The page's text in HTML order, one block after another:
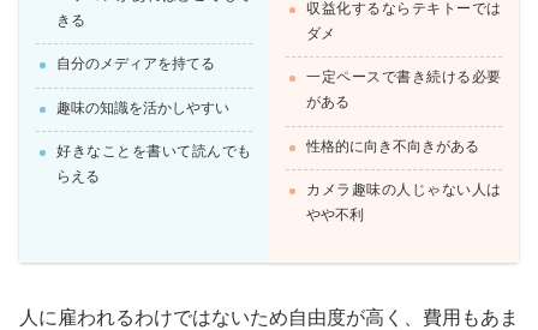
きる
自分のメディアを持てる
趣味の知識を活かしやすい
好きなことを書いて読んでも
らえる
収益化するならテキトーでは
ダメ
一定ペースで書き続ける必要
がある
性格的に向き不向きがある
カメラ趣味の人じゃない人は
やや不利
人に雇われるわけではないため自由度が高く、費用もあま